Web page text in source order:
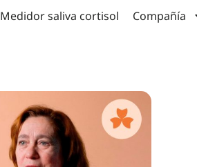
Medidor saliva cortisol Compañía